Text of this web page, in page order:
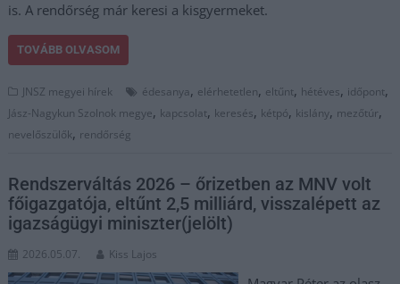
is. A rendőrség már keresi a kisgyermeket.
TOVÁBB OLVASOM
JNSZ megyei hírek édesanya, elérhetetlen, eltűnt, hétéves, időpont,
Jász-Nagykun Szolnok megye, kapcsolat, keresés, kétpó, kislány, mezőtúr,
nevelőszülők, rendőrség
Rendszerváltás 2026 – őrizetben az MNV volt
főigazgatója, eltűnt 2,5 milliárd, visszalépett az
igazságügyi miniszter(jelölt)
2026.05.07. Kiss Lajos